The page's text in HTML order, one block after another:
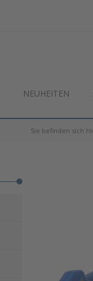
NEUHEITEN
Sie befinden sich